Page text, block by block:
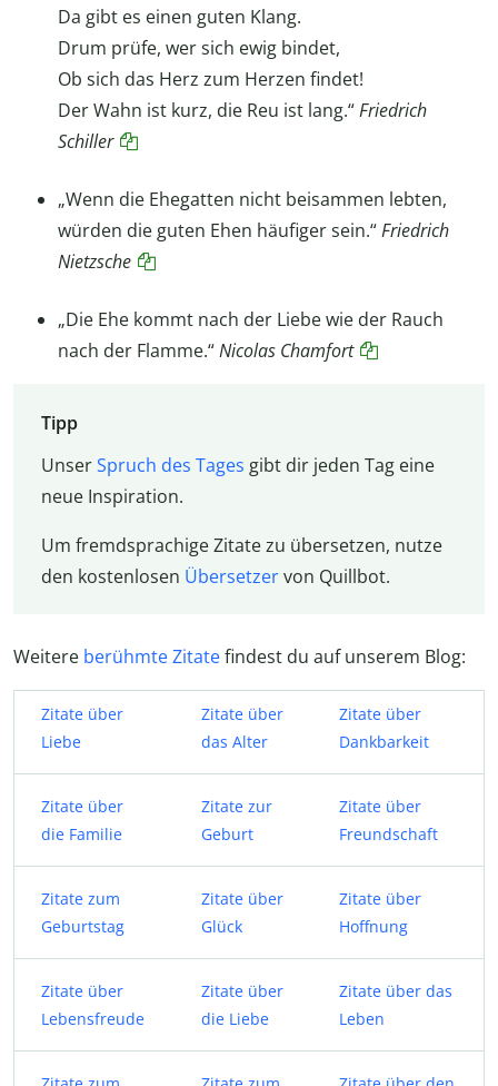
Da gibt es einen guten Klang.
Drum prüfe, wer sich ewig bindet,
Ob sich das Herz zum Herzen findet!
Der Wahn ist kurz, die Reu ist lang.“Friedrich
Schiller
„Wenn die Ehegatten nicht beisammen lebten,
würden die guten Ehen häufiger sein.“Friedrich
Nietzsche
„Die Ehe kommt nach der Liebe wie der Rauch
nach der Flamme.“Nicolas Chamfort
Tipp
UnserSpruch des Tages gibt dir jeden Tag eine
neue Inspiration.
Um fremdsprachige Zitate zu übersetzen, nutze
den kostenlosen Übersetzervon Quillbot.
Weitere berühmte Zitatefindest du auf unserem Blog:
Zitate über
Liebe
Zitate über
das Alter
Zitate über
Dankbarkeit
Zitate über
die Familie
Zitate zur
Geburt
Zitate über
Freundschaft
Zitate zum
Geburtstag
Zitate über
Glück
Zitate über
Hoffnung
Zitate über
Lebensfreude
Zitate über
die Liebe
Zitate über das
Leben